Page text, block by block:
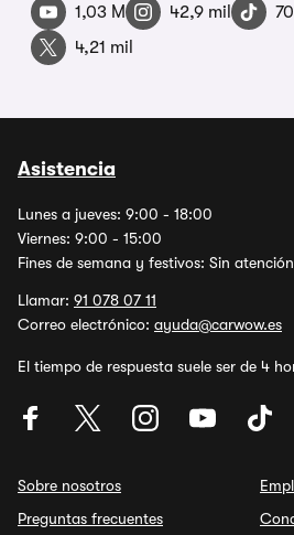
1,03 M 42,9 mil
4,21 mil
Asistencia
Lunes a jueves: 9:00 - 18:00
Viernes: 9:00 - 15:00
Fines de semana y festivos: Sin
Llamar: 91 078 07 11
Correo electrónico: ayuda@carwow.es
El tiempo de respuesta suele ser de 4
Sobre nosotros
Preguntas frecuentes